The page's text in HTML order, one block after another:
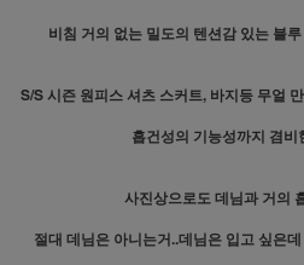
비침 거의 없는 밀도의 텐션감 있는 블
S/S 시즌 원피스 셔츠 스커트, 바지등 무얼
흡건성의 기능성까지 겸
사진상으로도 데님과 거의
절대 데님은 아니는거..데님은 입고 싶은